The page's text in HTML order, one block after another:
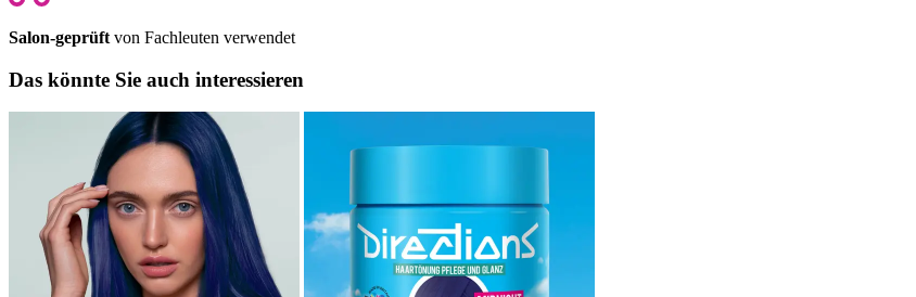
Salon-geprüft von Fachleuten verwendet
Das könnte Sie auch interessieren